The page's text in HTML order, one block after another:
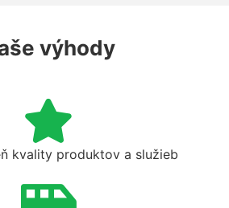
výhody
kvality produktov a služieb